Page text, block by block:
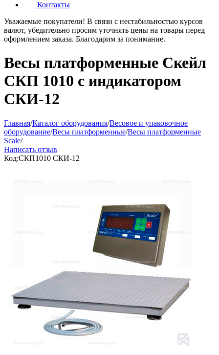
Контакты
Уважаемые покупатели! В связи с нестабильностью курсов
валют, убедительно просим уточнять цены на товары перед
оформлением заказа. Благодарим за понимание.
Весы платформенные Скейл
СКП 1010 с индикатором
СКИ-12
Главная/Каталог оборудования/Весовое и упаковочное
оборудование/Весы платформенные/Весы платформенные
Scale/
Написать отзыв
Код:СКП1010 СКИ-12